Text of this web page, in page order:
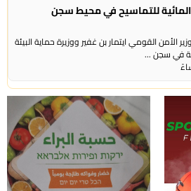
للتماسيح في محيط سجن
القومي ايتمار بن غفير ووزيرة حماية البيئة
في سجن ...